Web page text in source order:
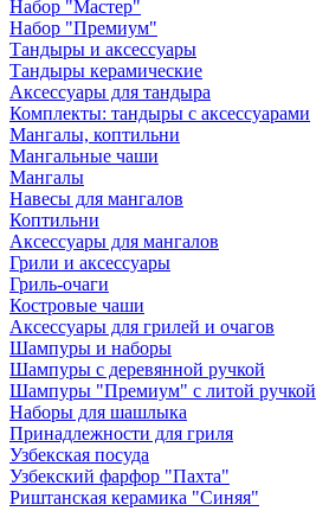
Набор "Мастер"
Набор "Премиум"
Тандыры и аксессуары
Тандыры керамические
Аксессуары для тандыра
Комплекты: тандыры с аксессуарами
Мангалы, коптильни
Мангальные чаши
Мангалы
Навесы для мангалов
Коптильни
Аксессуары для мангалов
Грили и аксессуары
Гриль-очаги
Костровые чаши
Аксессуары для грилей и очагов
Шампуры и наборы
Шампуры с деревянной ручкой
Шампуры "Премиум" с литой ручкой
Наборы для шашлыка
Принадлежности для гриля
Узбекская посуда
Узбекский фарфор "Пахта"
Риштанская керамика "Синяя"